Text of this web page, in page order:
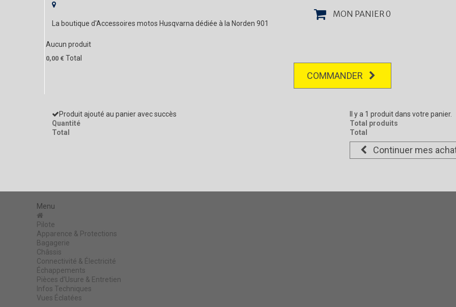
La boutique d'Accessoires motos Husqvarna dédiée à la Norden 901
MON PANIER0
Aucun produit
0,00 € Total
COMMANDER
Produit ajouté au panier avec succès
Quantité
Total
Il y a 1 produit dans votre panier.
Total produits
Total
Continuer mes
Menu
Pilote
Apparence & Protections
Bagagerie
Châssis
Connectivité & Électricité
Échappements
Pièces d'Usure & Entretien
Infos Techniques
Vues Éclatées